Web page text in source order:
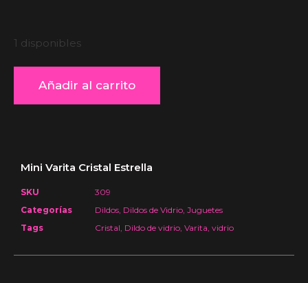
1 disponibles
Añadir al carrito
Mini Varita Cristal Estrella
SKU
309
Categorías
Dildos Dildos de Vidrio Juguetes
Tags
Cristal Dildo de vidrio Varita vidrio